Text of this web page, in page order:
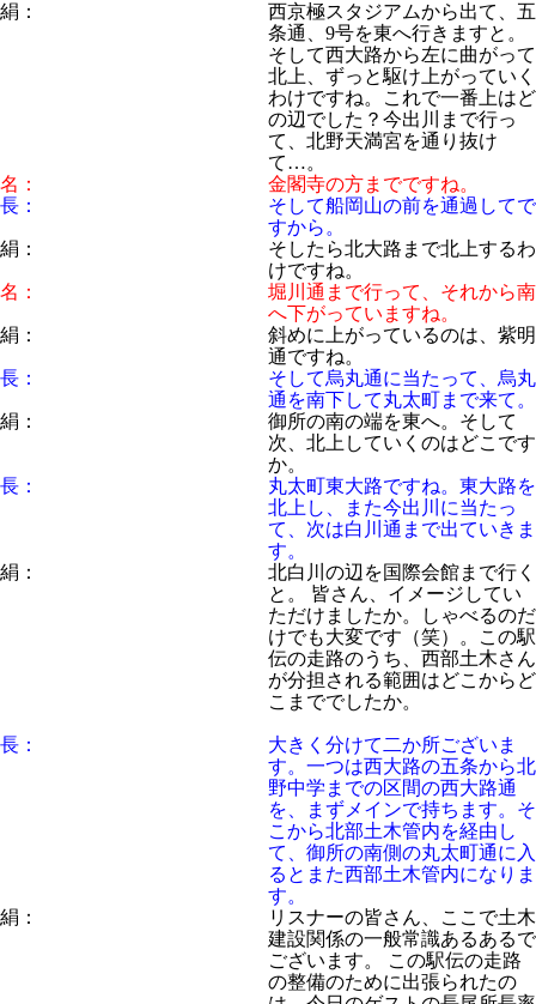
絹：
西京極スタジアムから出て、五
条通、9号を東へ行きますと。
そして西大路から左に曲がって
北上、ずっと駆け上がっていく
わけですね。これで一番上はど
の辺でした？今出川まで行っ
て、北野天満宮を通り抜け
て…。
名：
金閣寺の方までですね。
長：
そして船岡山の前を通過してで
すから。
絹：
そしたら北大路まで北上するわ
けですね。
名：
堀川通まで行って、それから南
へ下がっていますね。
絹：
斜めに上がっているのは、紫明
通ですね。
長：
そして烏丸通に当たって、烏丸
通を南下して丸太町まで来て。
絹：
御所の南の端を東へ。そして
次、北上していくのはどこです
か。
長：
丸太町東大路ですね。東大路を
北上し、また今出川に当たっ
て、次は白川通まで出ていきま
す。
絹：
北白川の辺を国際会館まで行く
と。 皆さん、イメージしてい
ただけましたか。しゃべるのだ
けでも大変です（笑）。この駅
伝の走路のうち、西部土木さん
が分担される範囲はどこからど
こまででしたか。
長：
大きく分けて二か所ございま
す。一つは西大路の五条から北
野中学までの区間の西大路通
を、まずメインで持ちます。そ
こから北部土木管内を経由し
て、御所の南側の丸太町通に入
るとまた西部土木管内になりま
す。
絹：
リスナーの皆さん、ここで土木
建設関係の一般常識あるあるで
ございます。 この駅伝の走路
の整備のために出張られたの